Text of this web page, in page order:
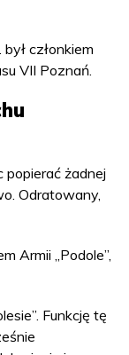
członkiem
VII Poznań.
popierać żadnej
Odratowany,
Armii „Podole”,
Funkcję tę